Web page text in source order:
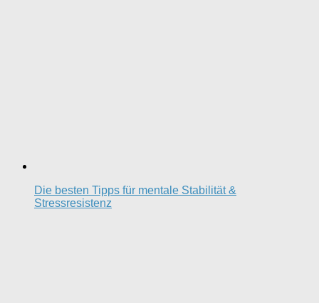
Die besten Tipps für mentale Stabilität &
Stressresistenz